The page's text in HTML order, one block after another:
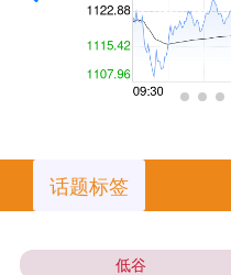
话题标签
低谷